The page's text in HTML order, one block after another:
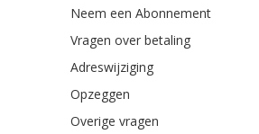
Neem een Abonnement
Vragen over betaling
Adreswijziging
Opzeggen
Overige vragen